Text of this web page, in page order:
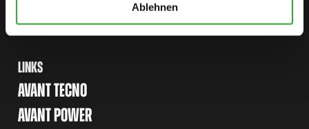
Ablehnen
ANWENDUNGEN
LINKS
AVANT TECNO
AVANT POWER